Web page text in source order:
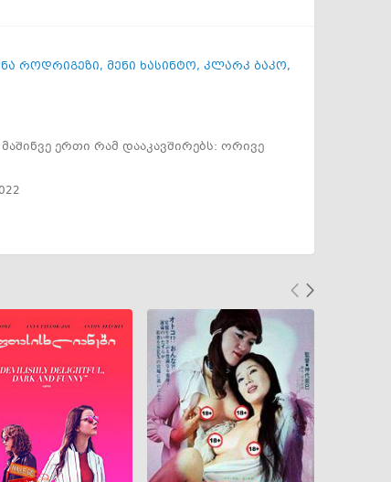
როდრიგეზი, მენი ხასინტო, კლარკ ბაკო,
ერთი რამ დააკავშირებს: ორივე